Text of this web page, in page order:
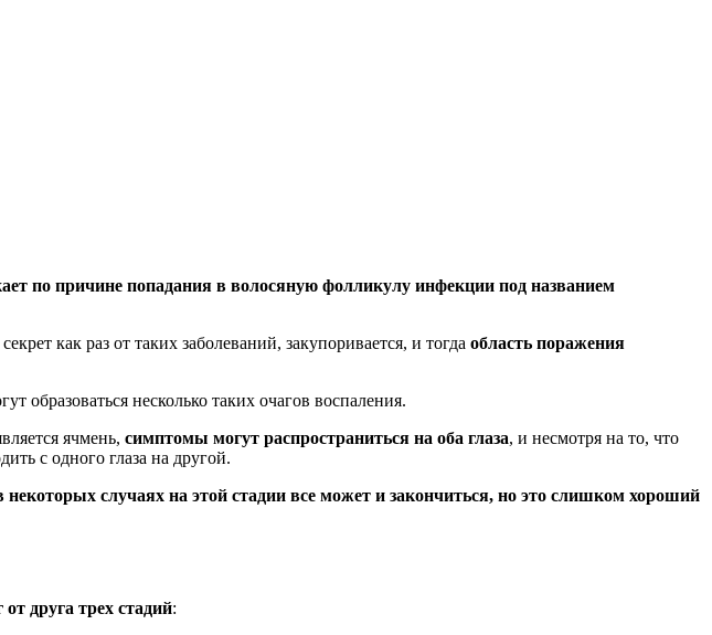
по причине попадания в волосяную фолликулу инфекции под названием
как раз от таких заболеваний, закупоривается, и тогда область поражения
образоваться несколько таких очагов воспаления.
ячмень, симптомы могут распространиться на оба глаза, и несмотря на то, что
с одного глаза на другой.
некоторых случаях на этой стадии все может и закончиться, но это слишком хороший
друга трех стадий: